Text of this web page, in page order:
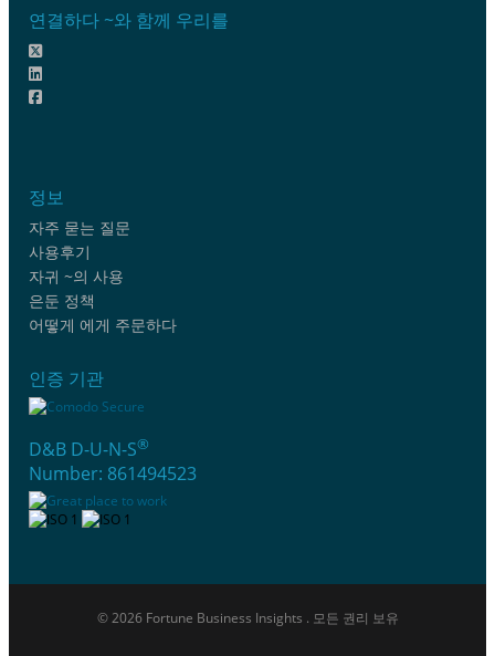
연결하다 ~와 함께 우리를
정보
자주 묻는 질문
사용후기
자귀 ~의 사용
은둔 정책
어떻게 에게 주문하다
인증 기관
D&B D-U-N-S®
Number: 861494523
© 2026 Fortune Business Insights . 모든 권리 보유